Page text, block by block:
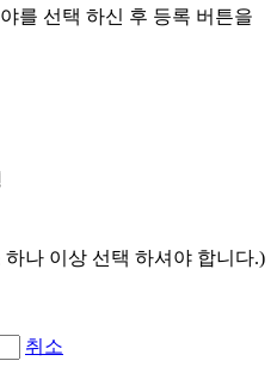
를 선택 하신 후 등록 버튼을
나 이상 선택 하셔야 합니다.)
취소